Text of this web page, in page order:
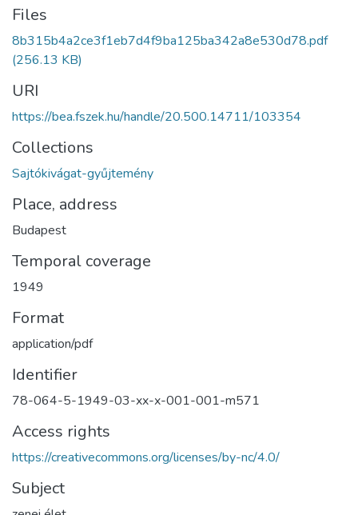
Files
8b315b4a2ce3f1eb7d4f9ba125ba342a8e530d78.pdf
(256.13 KB)
URI
https://bea.fszek.hu/handle/20.500.14711/103354
Collections
Sajtókivágat-gyűjtemény
Place, address
Budapest
Temporal coverage
1949
Format
application/pdf
Identifier
78-064-5-1949-03-xx-x-001-001-m571
Access rights
https://creativecommons.org/licenses/by-nc/4.0/
Subject